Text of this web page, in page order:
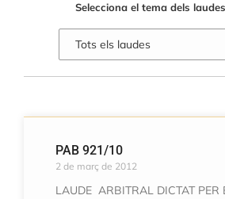
Selecciona el tema dels
PAB 921/10
2 de març de 2012
LAUDE ARBITRAL DICTAT PER